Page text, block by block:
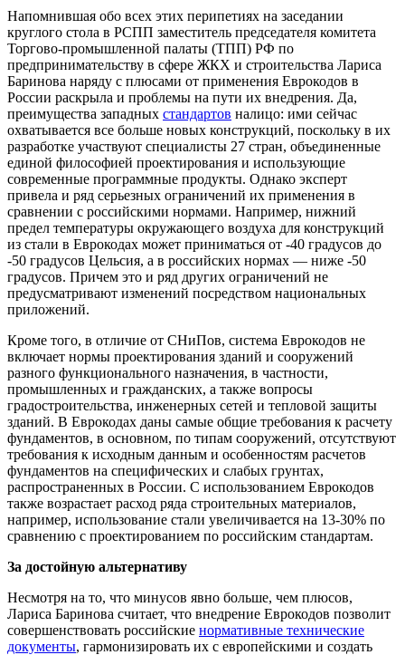
Напомнившая обо всех этих перипетиях на заседании
круглого стола в РСПП заместитель председателя комитета
Торгово-промышленной палаты (ТПП) РФ по
предпринимательству в сфере ЖКХ и строительства Лариса
Баринова наряду с плюсами от применения Еврокодов в
России раскрыла и проблемы на пути их внедрения. Да,
преимущества западных стандартов налицо: ими сейчас
охватывается все больше новых конструкций, поскольку в их
разработке участвуют специалисты 27 стран, объединенные
единой философией проектирования и использующие
современные программные продукты. Однако эксперт
привела и ряд серьезных ограничений их применения в
сравнении с российскими нормами. Например, нижний
предел температуры окружающего воздуха для конструкций
из стали в Еврокодах может приниматься от -40 градусов до
-50 градусов Цельсия, а в российских нормах — ниже -50
градусов. Причем это и ряд других ограничений не
предусматривают изменений посредством национальных
приложений.
Кроме того, в отличие от СНиПов, система Еврокодов не
включает нормы проектирования зданий и сооружений
разного функционального назначения, в частности,
промышленных и гражданских, а также вопросы
градостроительства, инженерных сетей и тепловой защиты
зданий. В Еврокодах даны самые общие требования к расчету
фундаментов, в основном, по типам сооружений, отсутствуют
требования к исходным данным и особенностям расчетов
фундаментов на специфических и слабых грунтах,
распространенных в России. С использованием Еврокодов
также возрастает расход ряда строительных материалов,
например, использование стали увеличивается на 13-30% по
сравнению с проектированием по российским стандартам.
За достойную альтернативу
Несмотря на то, что минусов явно больше, чем плюсов,
Лариса Баринова считает, что внедрение Еврокодов позволит
совершенствовать российские нормативные технические
документы, гармонизировать их с европейскими и создать